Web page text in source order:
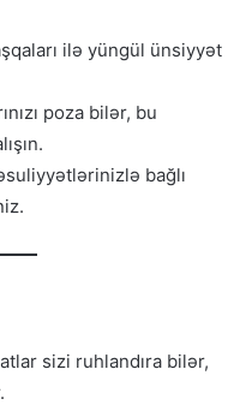
ilə yüngül ünsiyyət
poza bilər, bu
bağlı
sizi ruhlandıra bilər,